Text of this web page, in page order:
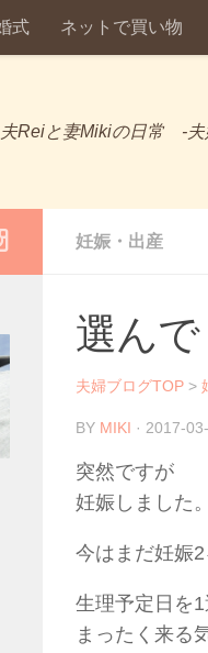
式 ネットで買い物
夫Reiと妻Mikiの日常 -夫
妊娠・出産
選んで
夫婦ブログTOP >
BY MIKI · 2017-
突然ですが
妊娠しました。
今はまだ妊娠2
生理予定日を
まったく来る